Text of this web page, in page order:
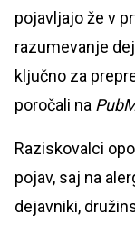
pojavljajo že v
razumevanje
ključno za
poročali na
Raziskovalci
pojav, saj na
dejavniki,